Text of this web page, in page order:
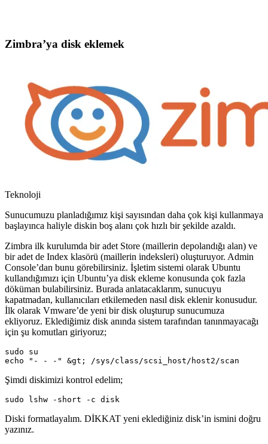
Zimbra’ya disk eklemek
Teknoloji
Sunucumuzu planladığımız kişi sayısından daha çok kişi kullanmaya
başlayınca haliyle diskin boş alanı çok hızlı bir şekilde azaldı.
Zimbra ilk kurulumda bir adet Store (maillerin depolandığı alan) ve
bir adet de Index klasörü (maillerin indeksleri) oluşturuyor. Admin
Console’dan bunu görebilirsiniz. İşletim sistemi olarak Ubuntu
kullandığımızı için Ubuntu’ya disk ekleme konusunda çok fazla
döküman bulabilirsiniz. Burada anlatacaklarım, sunucuyu
kapatmadan, kullanıcıları etkilemeden nasıl disk eklenir konusudur.
İlk olarak Vmware’de yeni bir disk oluşturup sunucumuza
ekliyoruz. Eklediğimiz disk anında sistem tarafından tanınmayacağı
için şu komutları giriyoruz;
sudo su
echo "- - -" &gt; /sys/class/scsi_host/host2/scan
Şimdi diskimizi kontrol edelim;
sudo lshw -short -c disk
Diski formatlayalım. DİKKAT yeni eklediğiniz disk’in ismini doğru
yazınız.